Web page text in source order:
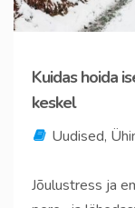
Kuidas hoida
keskel
Uudised,
Jõulustress ja